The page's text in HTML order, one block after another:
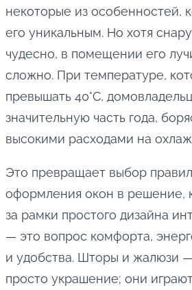
некоторые из особенностей,
его уникальным. Но хотя
чудесно, в помещении его
сложно. При температуре,
превышать 40°C,
значительную часть года,
высокими расходами на
Это превращает выбор
оформления окон в решение,
за рамки простого дизайна
— это вопрос комфорта,
и удобства. Шторы и жалюзи
просто украшение; они